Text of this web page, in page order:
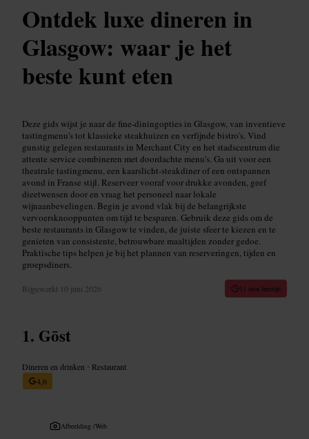
Ontdek luxe dineren in
Glasgow: waar je het
beste kunt eten
Deze gids wijst je naar de fine-diningopties in Glasgow, van inventieve
tastingmenu's tot klassieke steakhuizen en verfijnde bistro's. Vind
gunstig gelegen restaurants in Merchant City en het stadscentrum die
attente service combineren met doordachte menu's. Ga uit voor een
theatrale tastingmenu, een kaarslicht-steakdiner of een ontspannen
avond in Franse stijl. Reserveer vooraf voor drukke avonden, geef
dieetwensen door en vraag het personeel naar lokale
wijnaanbevelingen. Begin je avond vlak bij de belangrijkste
vervoersknooppunten om tijd te besparen. Gebruik deze gids om de
beste restaurants in Glasgow te vinden, de juiste sfeer te kiezen en te
genieten van consistente, betrouwbare maaltijden zonder gedoe.
Praktische tips helpen je bij het plannen van reserveringen, tijden en
groepsdiners.
Bijgewerkt 10 juni 2026 11 min leestijd
Gōst
Dineren en drinken • Restaurant
4,6
Afbeelding /Web